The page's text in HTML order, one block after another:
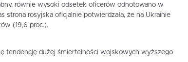
równie wysoki odsetek oficerów odnotowano w
strona rosyjska oficjalnie potwierdzała, że na Ukrainie
(19,6 proc.).
tendencję dużej śmiertelności wojskowych wyższego